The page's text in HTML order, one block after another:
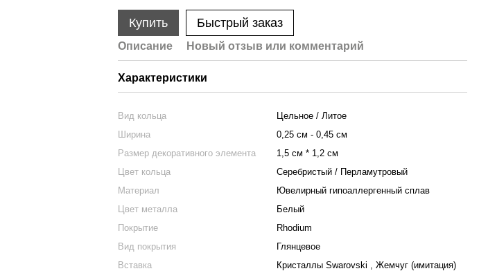
Купить Быстрый заказ
Описание Новый отзыв или комментарий
Характеристики
Вид кольца
Цельное / Литое
Ширина
0,25 см - 0,45 см
Размер декоративного элемента
1,5 см * 1,2 см
Цвет кольца
Серебристый / Перламутровый
Материал
Ювелирный гипоаллергенный сплав
Цвет металла
Белый
Покрытие
Rhodium
Вид покрытия
Глянцевое
Вставка
Кристаллы Swarovski , Жемчуг (имитация)